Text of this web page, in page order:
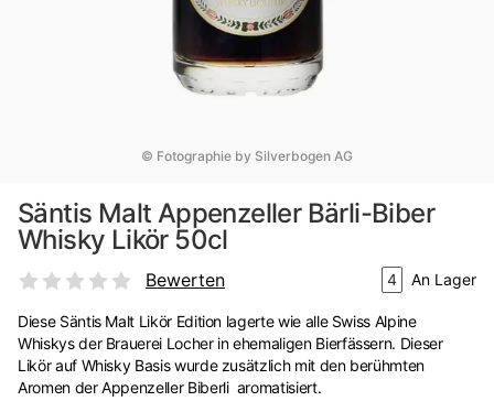
© Fotographie by Silverbogen AG
Säntis Malt Appenzeller Bärli-Biber
Whisky Likör 50cl
Bewerten 4 An Lager
Diese Säntis Malt Likör Edition lagerte wie alle Swiss Alpine
Whiskys der Brauerei Locher in ehemaligen Bierfässern. Dieser
Likör auf Whisky Basis wurde zusätzlich mit den berühmten
Aromen der Appenzeller Biberli aromatisiert.